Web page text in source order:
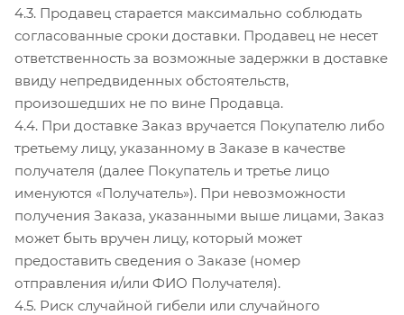
4.3. Продавец старается максимально соблюдать
согласованные сроки доставки. Продавец не несет
ответственность за возможные задержки в доставке
ввиду непредвиденных обстоятельств,
произошедших не по вине Продавца.
4.4. При доставке Заказ вручается Покупателю либо
третьему лицу, указанному в Заказе в качестве
получателя (далее Покупатель и третье лицо
именуются «Получатель»). При невозможности
получения Заказа, указанными выше лицами, Заказ
может быть вручен лицу, который может
предоставить сведения о Заказе (номер
отправления и/или ФИО Получателя).
4.5. Риск случайной гибели или случайного